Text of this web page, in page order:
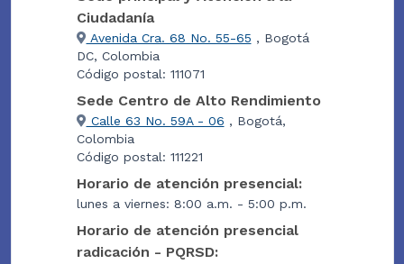
Ciudadanía
Avenida Cra. 68 No. 55-65 , Bogotá
DC, Colombia
Código postal: 111071
Sede Centro de Alto Rendimiento
Calle 63 No. 59A - 06 , Bogotá,
Colombia
Código postal: 111221
Horario de atención presencial:
lunes a viernes: 8:00 a.m. - 5:00 p.m.
Horario de atención presencial
radicación - PQRSD: